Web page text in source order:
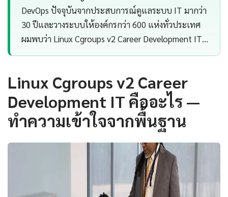
DevOps ปัจจุบันจากประสบการณ์ดูแลระบบ IT มากว่า
30 ปีและวางระบบให้องค์กรกว่า 600 แห่งทั่วประเทศ
ผมพบว่า Linux Cgroups v2 Career Development IT…
Linux Cgroups v2 Career
Development IT คืออะไร —
ทำความเข้าใจจากพื้นฐาน